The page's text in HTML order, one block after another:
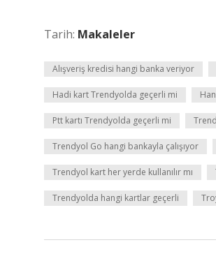
Tarih: Makaleler
Alışveriş kredisi hangi banka veriyor
Hadi kart Trendyolda geçerli mi
Ptt kartı Trendyolda geçerli mi
Trendyol Go hangi bankayla çalışıyor
Trendyol kart her yerde kullanılır mı
Trendyolda hangi kartlar geçerli